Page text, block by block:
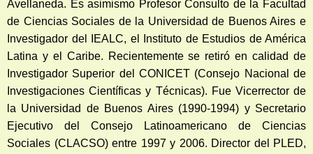
Avellaneda. Es asimismo Profesor Consulto de la Facultad
de Ciencias Sociales de la Universidad de Buenos Aires e
Investigador del IEALC, el Instituto de Estudios de América
Latina y el Caribe. Recientemente se retiró en calidad de
Investigador Superior del CONICET (Consejo Nacional de
Investigaciones Científicas y Técnicas). Fue Vicerrector de
la Universidad de Buenos Aires (1990-1994) y Secretario
Ejecutivo del Consejo Latinoamericano de Ciencias
Sociales (CLACSO) entre 1997 y 2006. Director del PLED,